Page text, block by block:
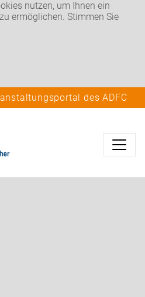
nutzen, um Ihnen ein
ermöglichen. Stimmen Sie
des ADFC